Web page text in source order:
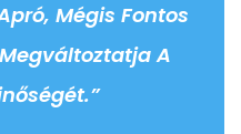
Mégis Fontos
A